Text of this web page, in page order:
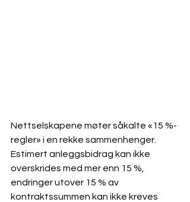
Nettselskapene møter såkalte «15 %-
regler» i en rekke sammenhenger.
Estimert anleggsbidrag kan ikke
overskrides med mer enn 15 %,
endringer utover 15 % av
kontraktssummen kan ikke kreves